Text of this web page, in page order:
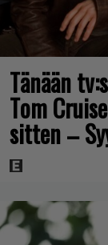
Tänään
Tom
sitten –